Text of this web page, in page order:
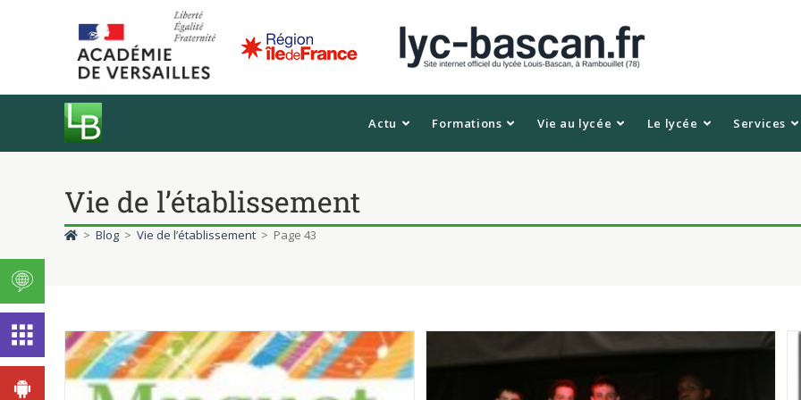
Actu Formations Vie au lycée Le lycée Services
Vie de l’établissement
> Blog > Vie de l’établissement > Page 43